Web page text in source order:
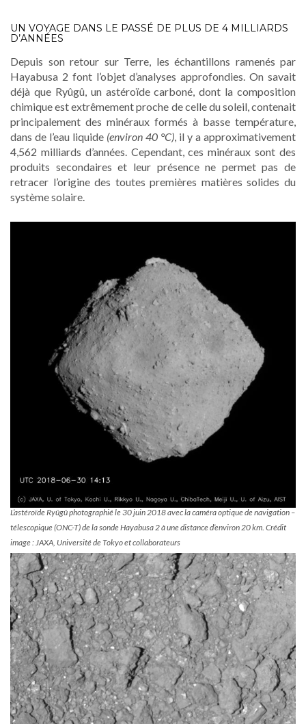
UN VOYAGE DANS LE PASSÉ DE PLUS DE 4 MILLIARDS
D’ANNÉES
Depuis son retour sur Terre, les échantillons ramenés par
Hayabusa 2 font l’objet d’analyses approfondies. On savait
déjà que Ryûgû, un astéroïde carboné, dont la composition
chimique est extrêmement proche de celle du soleil, contenait
principalement des minéraux formés à basse température,
dans de l’eau liquide (environ 40 °C), il y a approximativement
4,562 milliards d’années. Cependant, ces minéraux sont des
produits secondaires et leur présence ne permet pas de
retracer l’origine des toutes premières matières solides du
système solaire.
L’astéroïde Ryûgû photographié le 30 juin 2018 avec la caméra optique de navigation –
télescopique (ONC-T) de la sonde Hayabusa 2 à une distance d’environ 20 km. Crédit
image :JAXA, Université de Tokyo et collaborateurs